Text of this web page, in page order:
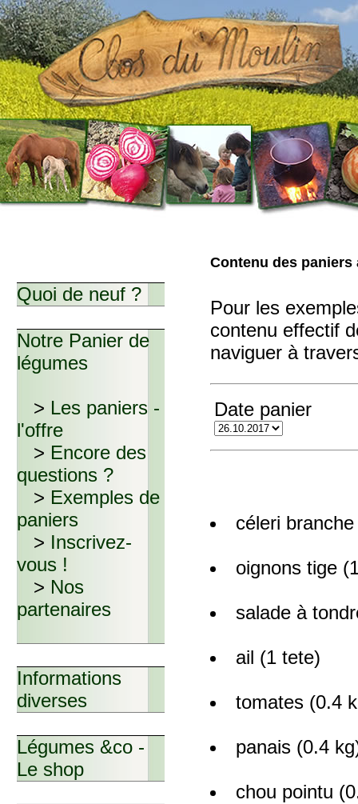
Quoi de neuf ?
Notre Panier de
légumes
> Les paniers -
l'offre
> Encore des
questions ?
> Exemples de
paniers
> Inscrivez-
vous !
> Nos
partenaires
Informations
diverses
Légumes &co -
Le shop
Contenu des
Pour les
contenu effectif
naviguer à
Date panier
céleri
oignons tige
salade à
ail (1 tete)
tomates (0.4
panais (0.4
chou pointu